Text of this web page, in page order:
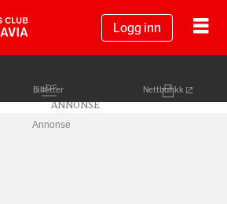
Logg inn
Billetter Nettbutikk
Annonse